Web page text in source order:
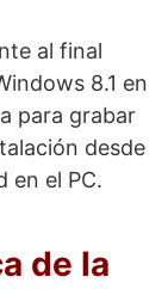
al final
8.1 en
para grabar
desde
en el PC.
de la